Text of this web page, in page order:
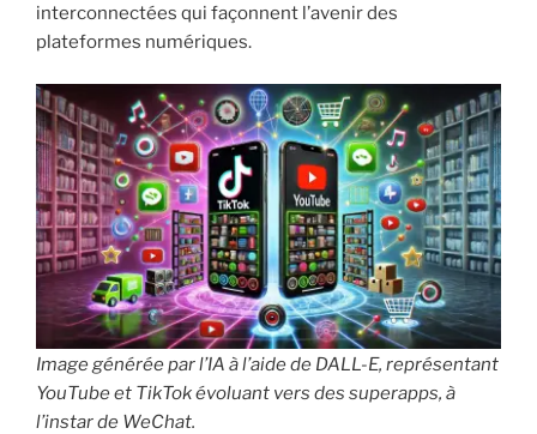
interconnectées qui façonnent l’avenir des
plateformes numériques.
Image générée par l’IA à l’aide de DALL-E, représentant
YouTube et TikTok évoluant vers des superapps, à
l’instar de WeChat.